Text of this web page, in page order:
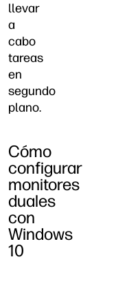
llevar
a
cabo
tareas
en
segundo
plano.
Cómo
configurar
monitores
duales
con
Windows
10